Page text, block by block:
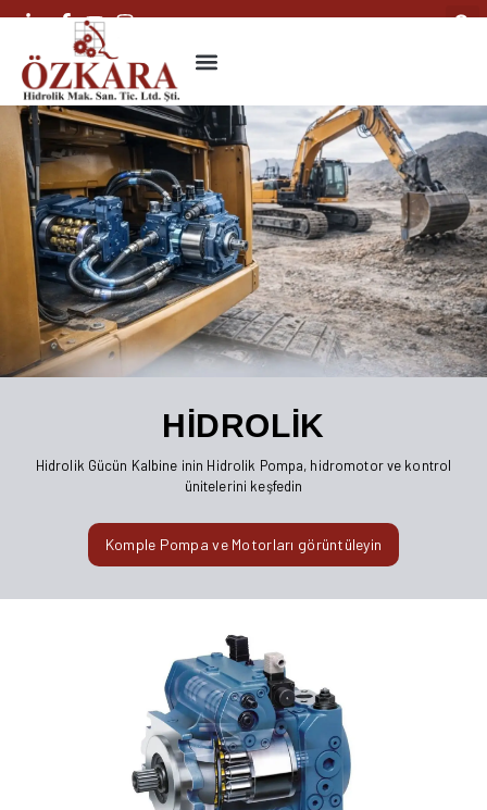
HIDROLIK
Hidrolik Gücün Kalbine inin Hidrolik Pompa, hidromotor ve kontrol
ünitelerini keşfedin
Komple Pompa ve Motorları görüntüleyin